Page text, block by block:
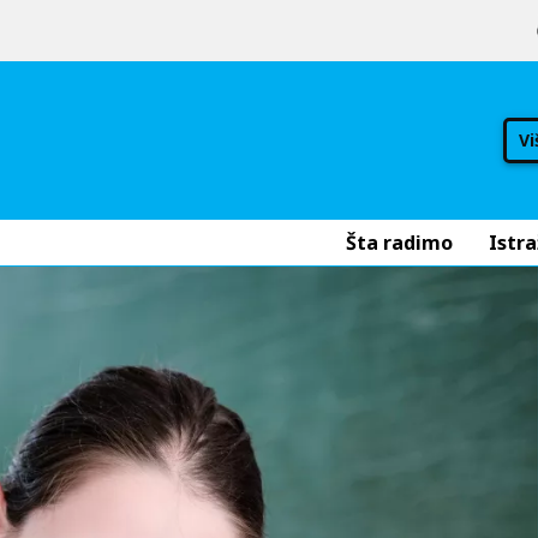
Šta radimo